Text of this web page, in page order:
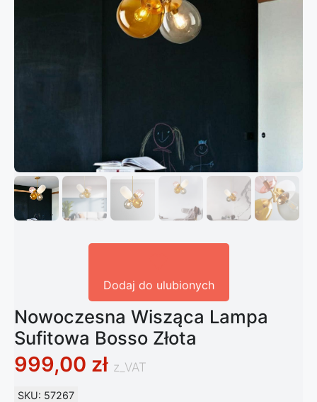
Dodaj do ulubionych
Nowoczesna Wisząca Lampa
Sufitowa Bosso Złota
999,00 zł z_VAT
SKU: 57267